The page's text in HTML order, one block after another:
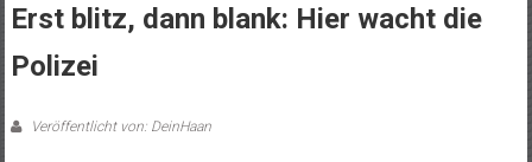
Erst blitz, dann blank: Hier wacht die
Polizei
Veröffentlicht von: DeinHaan